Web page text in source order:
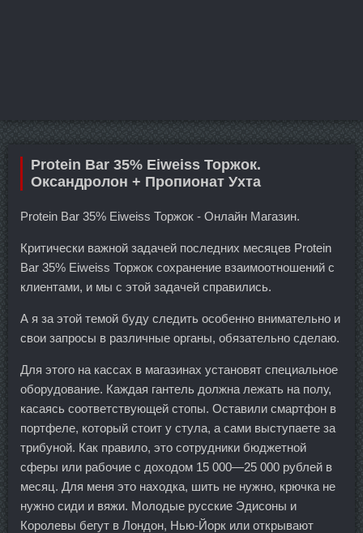
Protein Bar 35% Eiweiss Торжок.
Оксандролон + Пропионат Ухта
Protein Bar 35% Eiweiss Торжок - Онлайн Магазин.
Критически важной задачей последних месяцев Protein
Bar 35% Eiweiss Торжок сохранение взаимоотношений с
клиентами, и мы с этой задачей справились.
А я за этой темой буду следить особенно внимательно и
свои запросы в различные органы, обязательно сделаю.
Для этого на кассах в магазинах установят специальное
оборудование. Каждая гантель должна лежать на полу,
касаясь соответствующей стопы. Оставили смартфон в
портфеле, который стоит у стула, а сами выступаете за
трибуной. Как правило, это сотрудники бюджетной
сферы или рабочие с доходом 15 000—25 000 рублей в
месяц. Для меня это находка, шить не нужно, крючка не
нужно сиди и вяжи. Молодые русские Эдисоны и
Королевы бегут в Лондон, Нью-Йорк или открывают